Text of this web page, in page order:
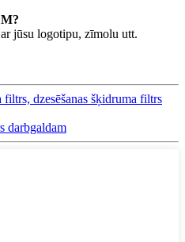
jūsu logotipu, zīmolu utt.
filtrs, dzesēšanas šķidruma filtrs
darbgaldam